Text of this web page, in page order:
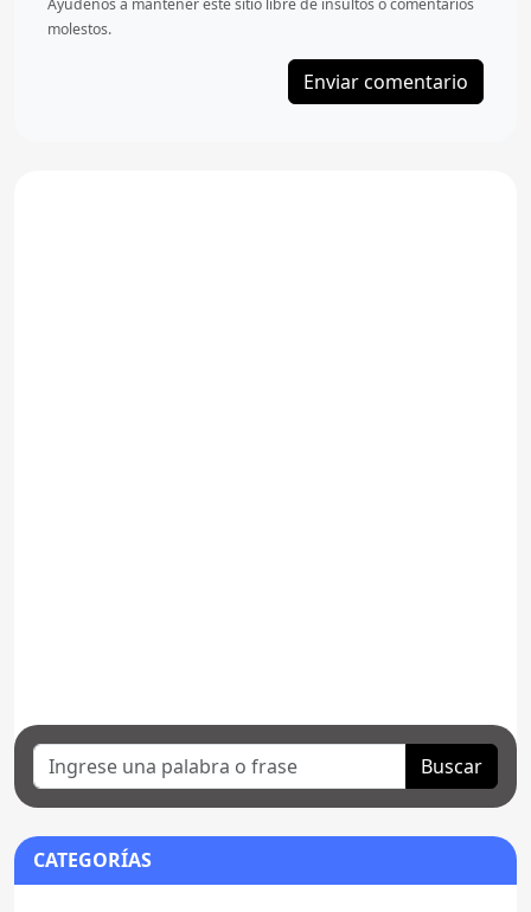
Ayudenos a mantener este sitio libre de insultos ó comentarios
molestos.
Buscar
CATEGORÍAS